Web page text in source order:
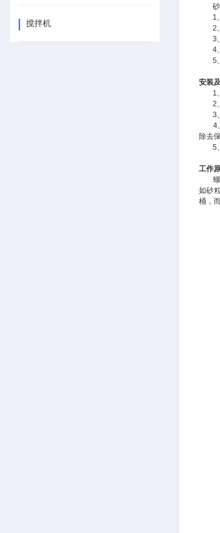
搅拌机
砂水
1、
2、
3、
4、
5、
安装
1、
2、
3、
4、
除去
5、
工作
螺旋
如砂
桶，